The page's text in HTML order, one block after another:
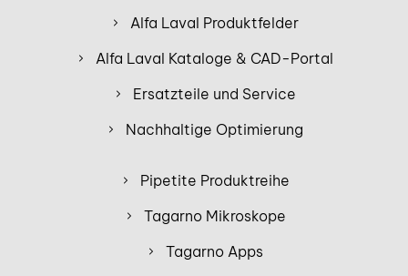
Alfa Laval Produktfelder
Alfa Laval Kataloge & CAD-Portal
Ersatzteile und Service
Nachhaltige Optimierung
Pipetite Produktreihe
Tagarno Mikroskope
Tagarno Apps